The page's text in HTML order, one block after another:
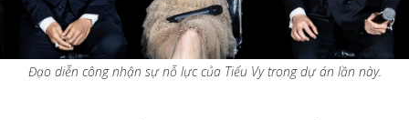
Đạo diễn công nhận sự nỗ lực của Tiểu Vy trong dự án lần này.